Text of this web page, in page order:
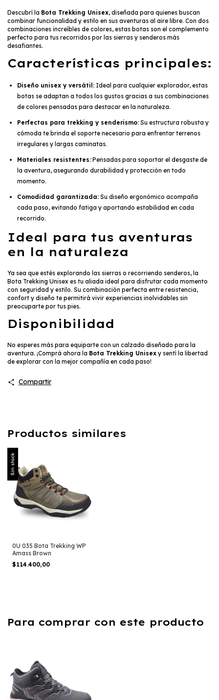
Descubrí la Bota Trekking Unisex, diseñada para quienes buscan
combinar funcionalidad y estilo en sus aventuras al aire libre. Con dos
combinaciones increíbles de colores, estas botas son el complemento
perfecto para tus recorridos por las sierras y senderos más
desafiantes.
Características principales:
Diseño unisex y versátil: Ideal para cualquier explorador, estas
botas se adaptan a todos los gustos gracias a sus combinaciones
de colores pensadas para destacar en la naturaleza.
Perfectas para trekking y senderismo: Su estructura robusta y
cómoda te brinda el soporte necesario para enfrentar terrenos
irregulares y largas caminatas.
Materiales resistentes: Pensadas para soportar el desgaste de
la aventura, asegurando durabilidad y protección en todo
momento.
Comodidad garantizada: Su diseño ergonómico acompaña
cada paso, evitando fatiga y aportando estabilidad en cada
recorrido.
Ideal para tus aventuras
en la naturaleza
Ya sea que estés explorando las sierras o recorriendo senderos, la
Bota Trekking Unisex es tu aliada ideal para disfrutar cada momento
con seguridad y estilo. Su combinación perfecta entre resistencia,
confort y diseño te permitirá vivir experiencias inolvidables sin
preocuparte por tus pies.
Disponibilidad
No esperes más para equiparte con un calzado diseñado para la
aventura. ¡Comprá ahora la Bota Trekking Unisex y sentí la libertad
de explorar con la mejor compañía en cada paso!
Compartir
Productos similares
Sin stock
0U 035 Bota Trekking WP
Amass Brown
$114.400,00
Para comprar con este producto